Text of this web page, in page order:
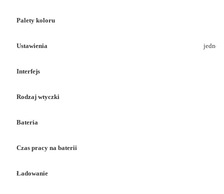
Palety koloru
Ustawienia
Interfejs
Rodzaj wtyczki
Bateria
Czas pracy na baterii
Ładowanie